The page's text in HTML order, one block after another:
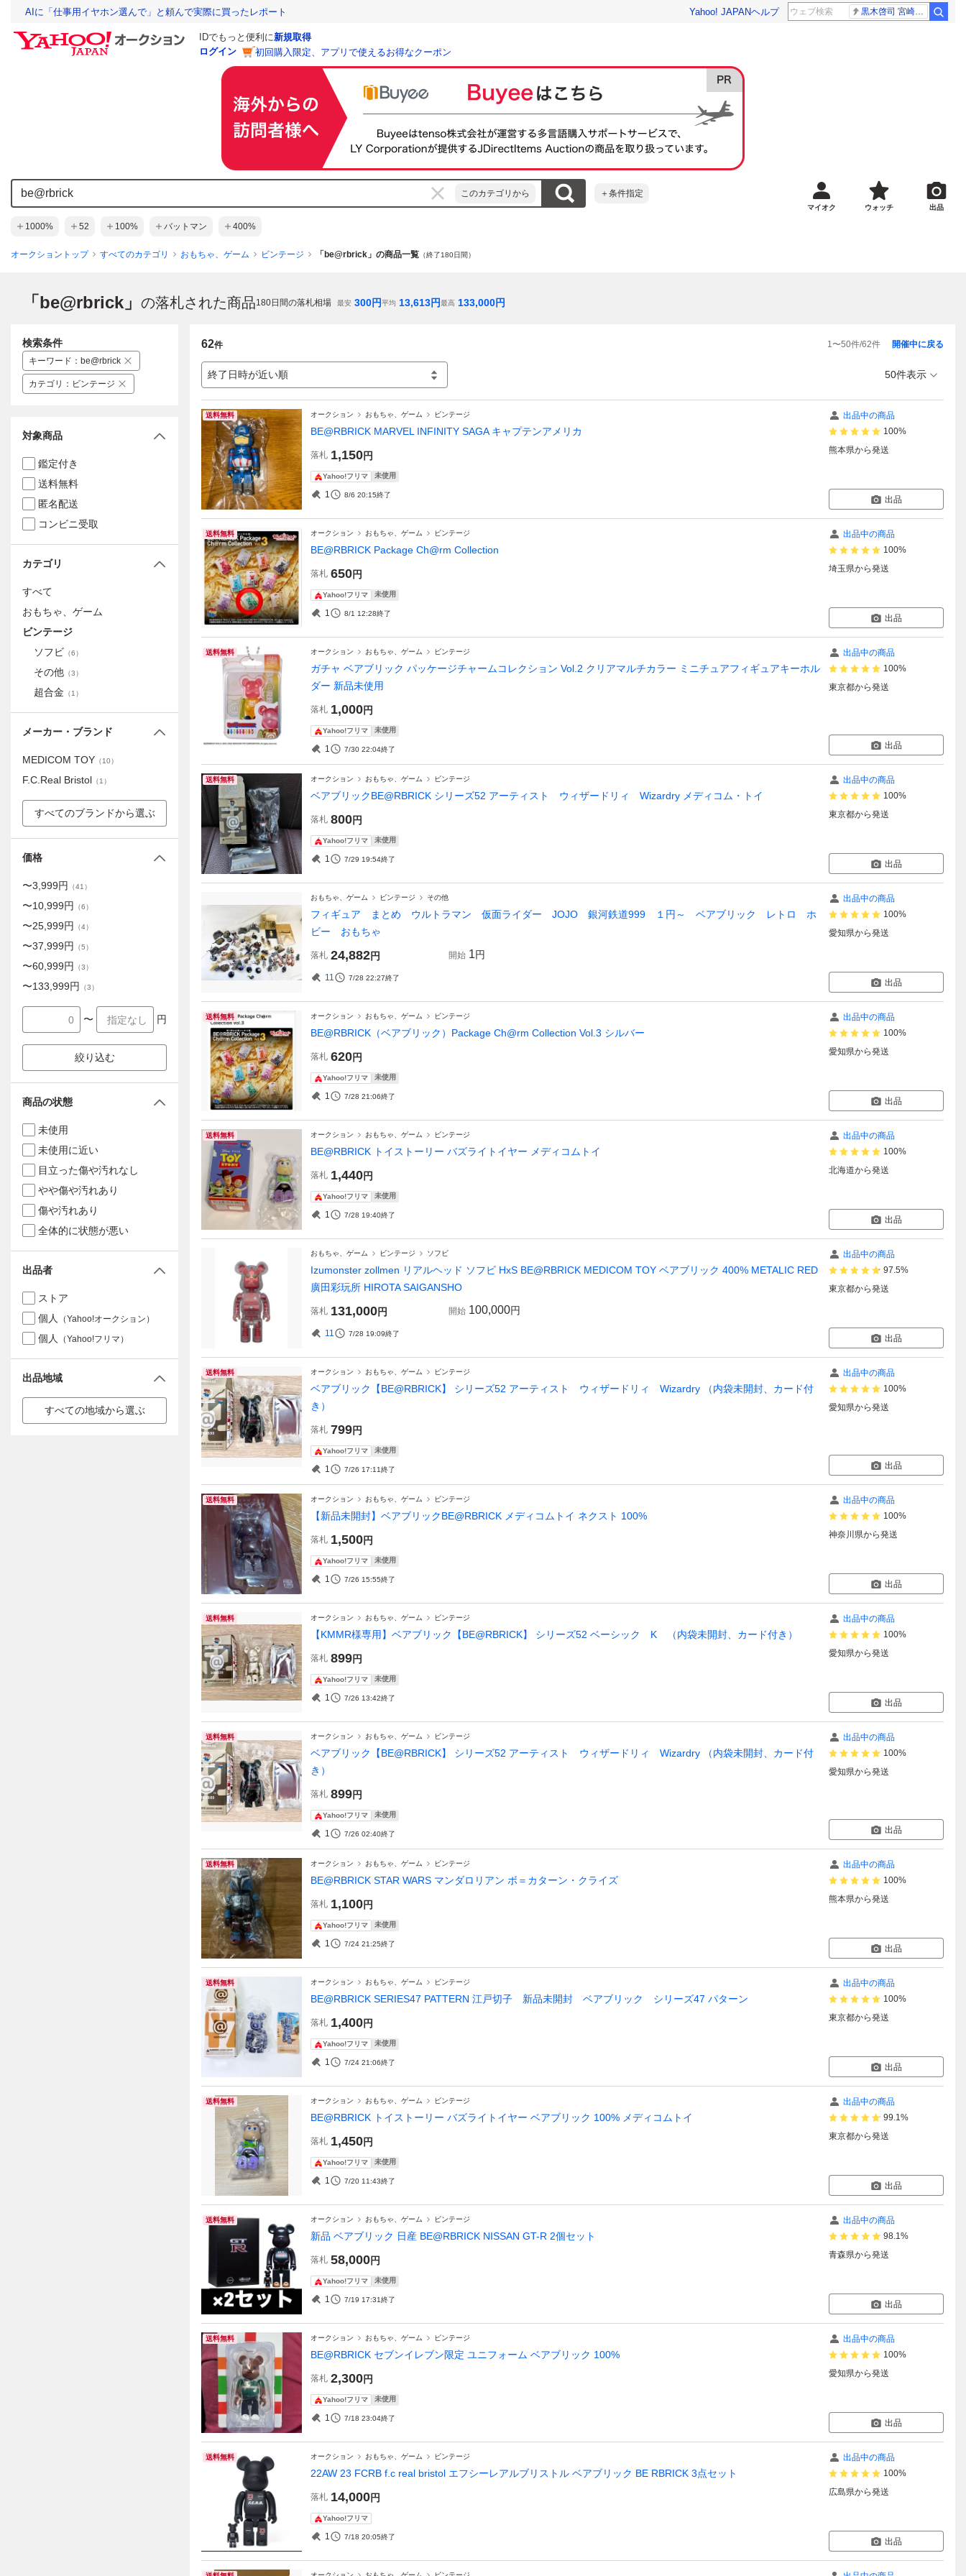
AIに「仕事用イヤホン選んで」と頼んで実際に買ったレポート Yahoo! JAPANヘルプ 黒木啓司 宮崎麗果
IDでもっと便利に新規取得
ログイン
初回購入限定、アプリで使えるお得なクーポン
このカテゴリから ＋条件指定
1000% 52 100% バットマン 400%
マイオク ウォッチ 出品
オークショントップ すべてのカテゴリ おもちゃ、ゲーム ビンテージ 「be@rbrick」の商品一覧 （終了180日間）
「be@rbrick」 の落札された商品180日間の落札相場 最安 300円平均 13,613円最高 133,000円
62件 1〜50件/62件
終了日時が近い順
開催中に戻る
50件表示
送料無料 オークション おもちゃ、ゲーム ビンテージ
BE@RBRICK MARVEL INFINITY SAGA キャプテンアメリカ
落札 1,150円
Yahoo!フリマ 未使用
1 8/6 20:15終了
出品中の商品
100%
熊本県から発送
出品
送料無料 オークション おもちゃ、ゲーム ビンテージ
BE@RBRICK Package Ch@rm Collection
落札 650円
Yahoo!フリマ 未使用
1 8/1 12:28終了
出品中の商品
100%
埼玉県から発送
出品
送料無料 オークション おもちゃ、ゲーム ビンテージ
ガチャ ベアブリック パッケージチャームコレクション Vol.2 クリアマルチカラー ミニチュアフィギュアキーホル
ダー 新品未使用
落札 1,000円
Yahoo!フリマ 未使用
1 7/30 22:04終了
出品中の商品
100%
東京都から発送
出品
送料無料 オークション おもちゃ、ゲーム ビンテージ
ベアブリックBE@RBRICK シリーズ52 アーティスト ウィザードリィ Wizardry メディコム・トイ
落札 800円
Yahoo!フリマ 未使用
1 7/29 19:54終了
出品中の商品
100%
東京都から発送
出品
おもちゃ、ゲーム ビンテージ その他
フィギュア まとめ ウルトラマン 仮面ライダー JOJO 銀河鉄道999 １円～ ベアブリック レトロ ホ
ビー おもちゃ
落札 24,882円 開始 1円
11 7/28 22:27終了
出品中の商品
100%
愛知県から発送
出品
送料無料 オークション おもちゃ、ゲーム ビンテージ
BE@RBRICK（ベアブリック）Package Ch@rm Collection Vol.3 シルバー
落札 620円
Yahoo!フリマ 未使用
1 7/28 21:06終了
出品中の商品
100%
愛知県から発送
出品
送料無料 オークション おもちゃ、ゲーム ビンテージ
BE@RBRICK トイストーリー バズライトイヤー メディコムトイ
落札 1,440円
Yahoo!フリマ 未使用
1 7/28 19:40終了
出品中の商品
100%
北海道から発送
出品
おもちゃ、ゲーム ビンテージ ソフビ
Izumonster zollmen リアルヘッド ソフビ HxS BE@RBRICK MEDICOM TOY ベアブリック 400% METALIC RED
廣田彩玩所 HIROTA SAIGANSHO
落札 131,000円 開始 100,000円
11 7/28 19:09終了
出品中の商品
97.5%
東京都から発送
出品
送料無料 オークション おもちゃ、ゲーム ビンテージ
ベアブリック【BE@RBRICK】 シリーズ52 アーティスト ウィザードリィ Wizardry （内袋未開封、カード付
き）
落札 799円
Yahoo!フリマ 未使用
1 7/26 17:11終了
出品中の商品
100%
愛知県から発送
出品
送料無料 オークション おもちゃ、ゲーム ビンテージ
【新品未開封】ベアブリックBE@RBRICK メディコムトイ ネクスト 100%
落札 1,500円
Yahoo!フリマ 未使用
1 7/26 15:55終了
出品中の商品
100%
神奈川県から発送
出品
送料無料 オークション おもちゃ、ゲーム ビンテージ
【KMMR様専用】ベアブリック【BE@RBRICK】 シリーズ52 ベーシック K （内袋未開封、カード付き）
落札 899円
Yahoo!フリマ 未使用
1 7/26 13:42終了
出品中の商品
100%
愛知県から発送
出品
送料無料 オークション おもちゃ、ゲーム ビンテージ
ベアブリック【BE@RBRICK】 シリーズ52 アーティスト ウィザードリィ Wizardry （内袋未開封、カード付
き）
落札 899円
Yahoo!フリマ 未使用
1 7/26 02:40終了
出品中の商品
100%
愛知県から発送
出品
送料無料 オークション おもちゃ、ゲーム ビンテージ
BE@RBRICK STAR WARS マンダロリアン ボ＝カターン・クライズ
落札 1,100円
Yahoo!フリマ 未使用
1 7/24 21:25終了
出品中の商品
100%
熊本県から発送
出品
送料無料 オークション おもちゃ、ゲーム ビンテージ
BE@RBRICK SERIES47 PATTERN 江戸切子 新品未開封 ベアブリック シリーズ47 パターン
落札 1,400円
Yahoo!フリマ 未使用
1 7/24 21:06終了
出品中の商品
100%
東京都から発送
出品
送料無料 オークション おもちゃ、ゲーム ビンテージ
BE@RBRICK トイストーリー バズライトイヤー ベアブリック 100% メディコムトイ
落札 1,450円
Yahoo!フリマ 未使用
1 7/20 11:43終了
出品中の商品
99.1%
東京都から発送
出品
送料無料 オークション おもちゃ、ゲーム ビンテージ
新品 ベアブリック 日産 BE@RBRICK NISSAN GT-R 2個セット
落札 58,000円
Yahoo!フリマ 未使用
1 7/19 17:31終了
出品中の商品
98.1%
青森県から発送
出品
送料無料 オークション おもちゃ、ゲーム ビンテージ
BE@RBRICK セブンイレブン限定 ユニフォーム ベアブリック 100%
落札 2,300円
Yahoo!フリマ 未使用
1 7/18 23:04終了
出品中の商品
100%
愛知県から発送
出品
送料無料 オークション おもちゃ、ゲーム ビンテージ
22AW 23 FCRB f.c real bristol エフシーレアルブリストル ベアブリック BE RBRICK 3点セット
落札 14,000円
Yahoo!フリマ
1 7/18 20:05終了
出品中の商品
100%
広島県から発送
出品
検索条件
キーワード ： be@rbrick
カテゴリ ： ビンテージ
対象商品
鑑定付き
送料無料
匿名配送
コンビニ受取
カテゴリ
すべて
おもちゃ、ゲーム
ビンテージ
ソフビ （6）
その他 （3）
超合金 （1 ）
メーカー・ブランド
MEDICOM TOY （10）
F.C.Real Bristol （1 ）
すべてのブランドから選ぶ
価格
〜3,999円 （41 ）
〜10,999円 （6）
〜25,999円 （4）
〜37,999円 （5）
〜60,999円 （3）
〜133,999円 （3）
〜 円
絞り込む
商品の状態
未使用
未使用に近い
目立った傷や汚れなし
やや傷や汚れあり
傷や汚れあり
全体的に状態が悪い
出品者
ストア
個人
（Yahoo!オークション）
個人 （Yahoo!フリマ）
出品地域
すべての地域から選ぶ